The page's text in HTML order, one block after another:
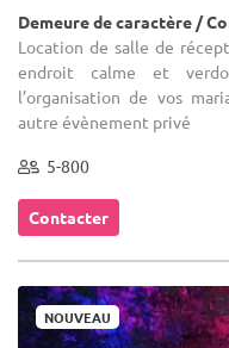
Demeure de caractère /
Location de salle de
endroit calme et
l’organisation de vos
autre évènement privé
5-800
Contacter
NOUVEAU